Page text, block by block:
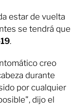
estar de vuelta
se tendrá que
.
creo
durante
por cualquier
dijo el